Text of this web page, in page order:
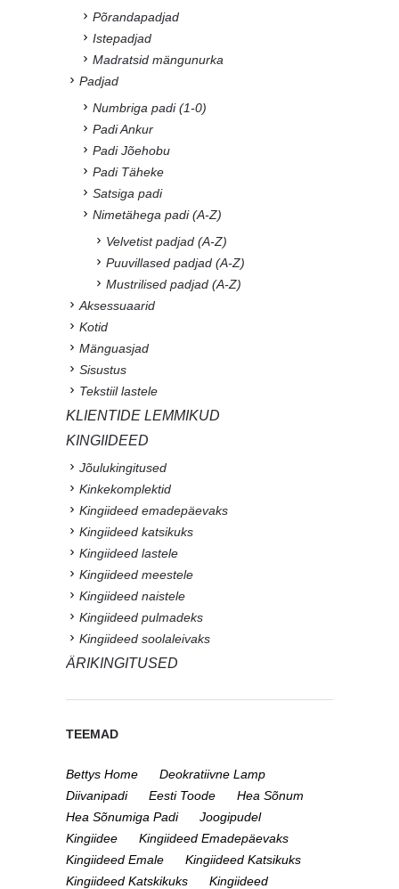
Põrandapadjad
Istepadjad
Madratsid mängunurka
Padjad
Numbriga padi (1-0)
Padi Ankur
Padi Jõehobu
Padi Täheke
Satsiga padi
Nimetähega padi (A-Z)
Velvetist padjad (A-Z)
Puuvillased padjad (A-Z)
Mustrilised padjad (A-Z)
Aksessuaarid
Kotid
Mänguasjad
Sisustus
Tekstiil lastele
KLIENTIDE LEMMIKUD
KINGIIDEED
Jõulukingitused
Kinkekomplektid
Kingiideed emadepäevaks
Kingiideed katsikuks
Kingiideed lastele
Kingiideed meestele
Kingiideed naistele
Kingiideed pulmadeks
Kingiideed soolaleivaks
ÄRIKINGITUSED
TEEMAD
Bettys Home
Deokratiivne Lamp
Diivanipadi
Eesti Toode
Hea Sõnum
Hea Sõnumiga Padi
Joogipudel
Kingiidee
Kingiideed Emadepäevaks
Kingiideed Emale
Kingiideed Katsikuks
Kingiideed Katskikuks
Kingiideed